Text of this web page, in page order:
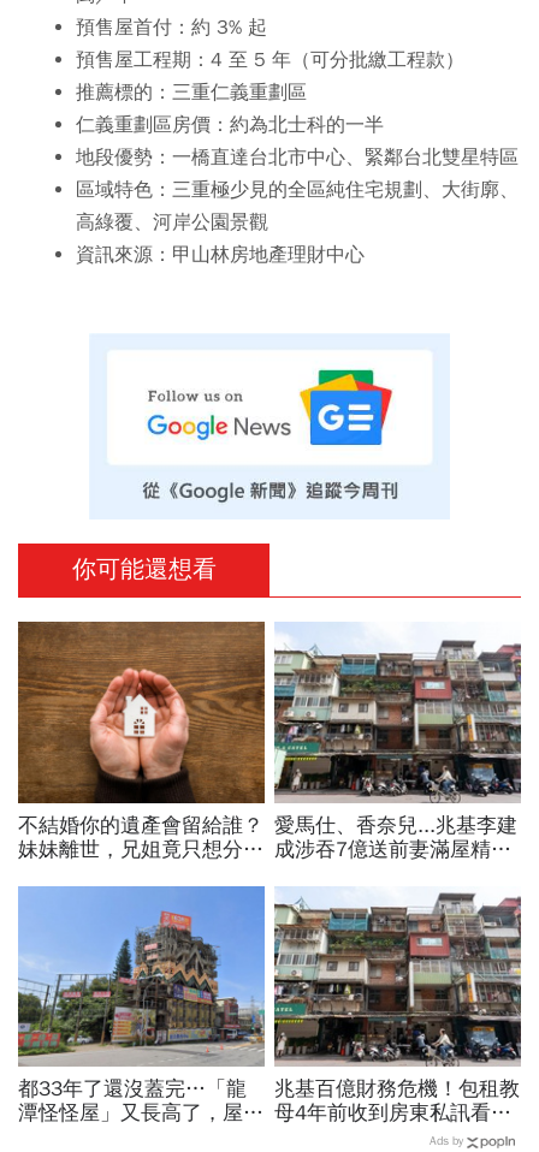
預售屋首付： 約 3% 起
預售屋工程期： 4 至 5 年（可分批繳工程款）
推薦標的： 三重仁義重劃區
仁義重劃區房價： 約為北士科的一半
地段優勢： 一橋直達台北市中心、緊鄰台北雙星特區
區域特色： 三重極少見的全區純住宅規劃、大街廓、
高綠覆、河岸公園景觀
資訊來源： 甲山林房地產理財中心
你可能還想看
不結婚你的遺產會留給誰？
妹妹離世，兄姐竟只想分房
愛馬仕、香奈兒...兆基李建
成涉吞7億送前妻滿屋精
詳當董座才2天閃辭：發現
內部缺失
都33年了還沒蓋完…「龍
潭怪怪屋」又長高了，屋主
兆基百億財務危機！包租教
母4年前收到房東私訊看出
「包租代管龍頭岌岌可
Ads by